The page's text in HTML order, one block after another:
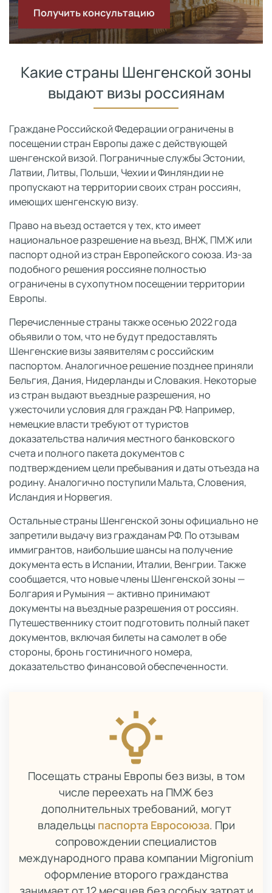
Получить консультацию
Какие страны Шенгенской зоны
выдают визы россиянам
Граждане Российской Федерации ограничены в
посещении стран Европы даже с действующей
шенгенской визой. Пограничные службы Эстонии,
Латвии, Литвы, Польши, Чехии и Финляндии не
пропускают на территории своих стран россиян,
имеющих шенгенскую визу.
Право на въезд остается у тех, кто имеет
национальное разрешение на въезд, ВНЖ, ПМЖ или
паспорт одной из стран Европейского союза. Из-за
подобного решения россияне полностью
ограничены в сухопутном посещении территории
Европы.
Перечисленные страны также осенью 2022 года
объявили о том, что не будут предоставлять
Шенгенские визы заявителям с российским
паспортом. Аналогичное решение позднее приняли
Бельгия, Дания, Нидерланды и Словакия. Некоторые
из стран выдают въездные разрешения, но
ужесточили условия для граждан РФ. Например,
немецкие власти требуют от туристов
доказательства наличия местного банковского
счета и полного пакета документов с
подтверждением цели пребывания и даты отъезда на
родину. Аналогично поступили Мальта, Словения,
Исландия и Норвегия.
Остальные страны Шенгенской зоны официально не
запретили выдачу виз гражданам РФ. По отзывам
иммигрантов, наибольшие шансы на получение
документа есть в Испании, Италии, Венгрии. Также
сообщается, что новые члены Шенгенской зоны —
Болгария и Румыния — активно принимают
документы на въездные разрешения от россиян.
Путешественнику стоит подготовить полный пакет
документов, включая билеты на самолет в обе
стороны, бронь гостиничного номера,
доказательство финансовой обеспеченности.
Посещать страны Европы без визы, в том
числе переехать на ПМЖ без
дополнительных требований, могут
владельцы паспорта Евросоюза. При
сопровождении специалистов
международного права компании Migronium
оформление второго гражданства